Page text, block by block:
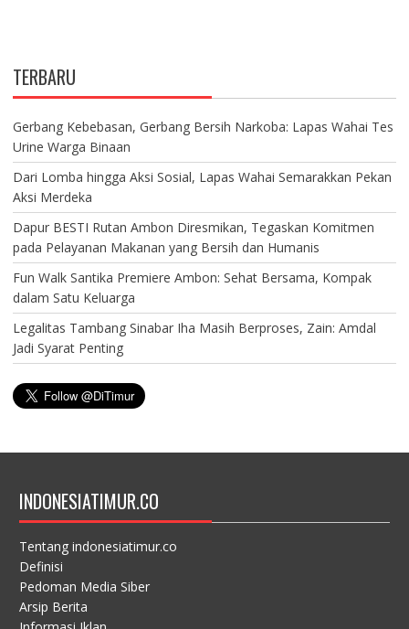
TERBARU
Gerbang Kebebasan, Gerbang Bersih Narkoba: Lapas Wahai Tes
Urine Warga Binaan
Dari Lomba hingga Aksi Sosial, Lapas Wahai Semarakkan Pekan
Aksi Merdeka
Dapur BESTI Rutan Ambon Diresmikan, Tegaskan Komitmen
pada Pelayanan Makanan yang Bersih dan Humanis
Fun Walk Santika Premiere Ambon: Sehat Bersama, Kompak
dalam Satu Keluarga
Legalitas Tambang Sinabar Iha Masih Berproses, Zain: Amdal
Jadi Syarat Penting
INDONESIATIMUR.CO
Tentang indonesiatimur.co
Definisi
Pedoman Media Siber
Arsip Berita